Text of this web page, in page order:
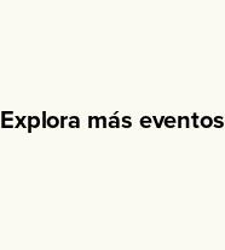
Explora más eventos